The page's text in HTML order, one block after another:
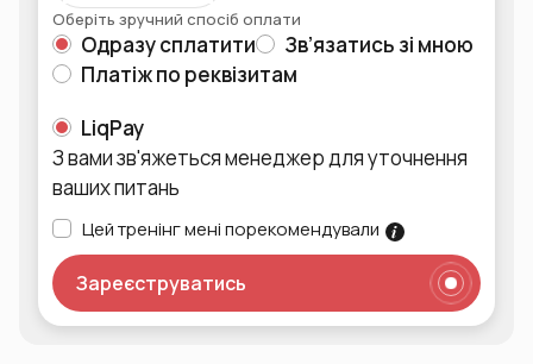
Оберіть зручний спосіб оплати
Одразу сплатити
Зв’язатись зі мною
Платіж по реквізитам
LiqPay
З вами зв'яжеться менеджер для уточнення
ваших питань
Цей тренінг мені порекомендували
Зареєструватись